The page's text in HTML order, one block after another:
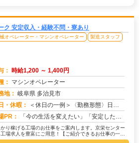
ク 安定収入・経験不問・寮あり
オペレーター・マシンオペレーター
製造スタッフ
： 時給1,200 ～ 1,400円
： マシンオペレーター
地： 岐阜県 多治見市
・休暇：
＜休日の一例＞〈勤務形態〉日勤〈休日〉土日★ＧＷ・夏季・冬季・年末年始休暇あり★有給休暇あり※配属先により休日・勤...
PR：
「今の生活を変えたい」「安定した収入がほしい」そんなあなたの想いに応えます。株式会社京栄センターは、工場・製造業に...
り稼げる工場のお仕事をご案内します。京栄センター
場求人を豊富にご用意！【ご紹介できるお仕事の一
作業...